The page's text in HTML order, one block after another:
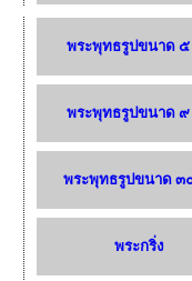
พระพุทธรูปขนาด ๕
พระพุทธรูปขนาด ๙
พระพุทธรูปขนาด ๓
พระกริ่ง